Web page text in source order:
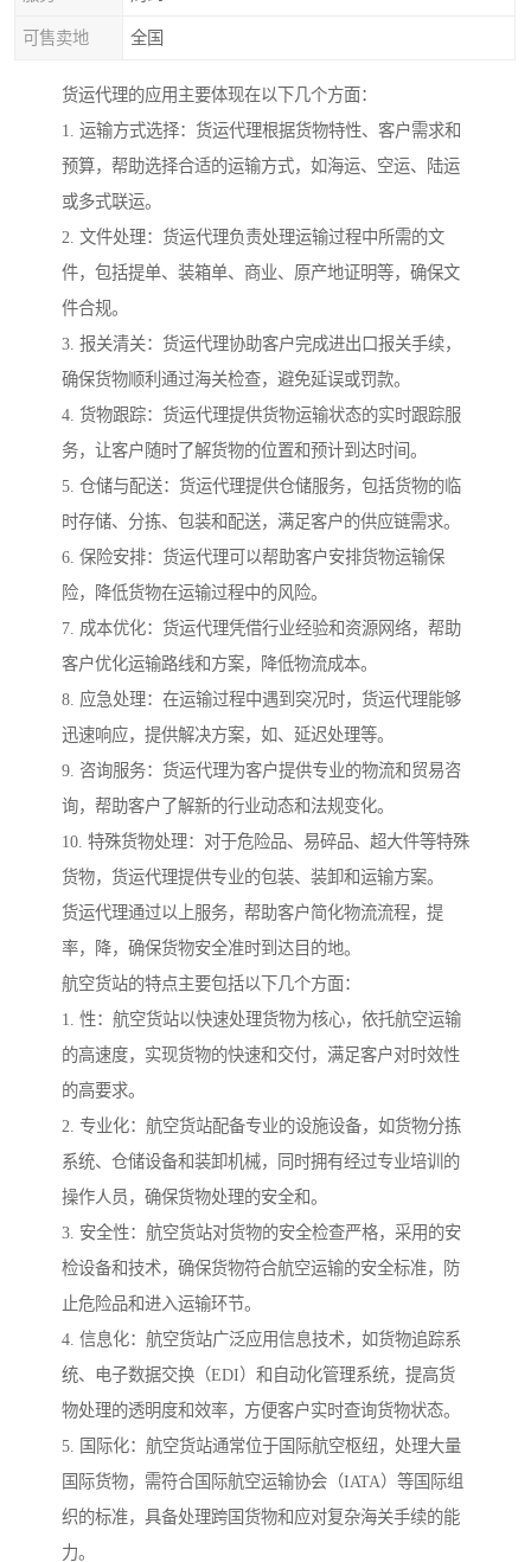
可售卖地 全国
货运代理的应用主要体现在以下几个方面：
1. 运输方式选择：货运代理根据货物特性、客户需求和
预算，帮助选择合适的运输方式，如海运、空运、陆运
或多式联运。
2. 文件处理：货运代理负责处理运输过程中所需的文
件，包括提单、装箱单、商业、原产地证明等，确保文
件合规。
3. 报关清关：货运代理协助客户完成进出口报关手续，
确保货物顺利通过海关检查，避免延误或罚款。
4. 货物跟踪：货运代理提供货物运输状态的实时跟踪服
务，让客户随时了解货物的位置和预计到达时间。
5. 仓储与配送：货运代理提供仓储服务，包括货物的临
时存储、分拣、包装和配送，满足客户的供应链需求。
6. 保险安排：货运代理可以帮助客户安排货物运输保
险，降低货物在运输过程中的风险。
7. 成本优化：货运代理凭借行业经验和资源网络，帮助
客户优化运输路线和方案，降低物流成本。
8. 应急处理：在运输过程中遇到突况时，货运代理能够
迅速响应，提供解决方案，如、延迟处理等。
9. 咨询服务：货运代理为客户提供专业的物流和贸易咨
询，帮助客户了解新的行业动态和法规变化。
10. 特殊货物处理：对于危险品、易碎品、超大件等特殊
货物，货运代理提供专业的包装、装卸和运输方案。
货运代理通过以上服务，帮助客户简化物流流程，提
率，降，确保货物安全准时到达目的地。
航空货站的特点主要包括以下几个方面：
1. 性：航空货站以快速处理货物为核心，依托航空运输
的高速度，实现货物的快速和交付，满足客户对时效性
的高要求。
2. 专业化：航空货站配备专业的设施设备，如货物分拣
系统、仓储设备和装卸机械，同时拥有经过专业培训的
操作人员，确保货物处理的安全和。
3. 安全性：航空货站对货物的安全检查严格，采用的安
检设备和技术，确保货物符合航空运输的安全标准，防
止危险品和进入运输环节。
4. 信息化：航空货站广泛应用信息技术，如货物追踪系
统、电子数据交换（EDI）和自动化管理系统，提高货
物处理的透明度和效率，方便客户实时查询货物状态。
5. 国际化：航空货站通常位于国际航空枢纽，处理大量
国际货物，需符合国际航空运输协会（IATA）等国际组
织的标准，具备处理跨国货物和应对复杂海关手续的能
力。